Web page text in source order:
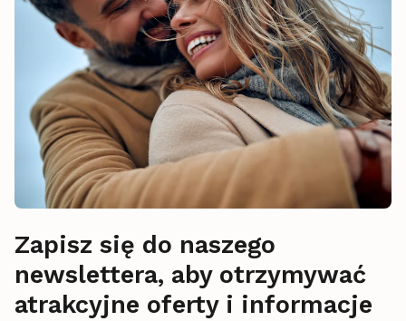
Zapisz się do naszego
newslettera, aby otrzymywać
atrakcyjne oferty i informacje